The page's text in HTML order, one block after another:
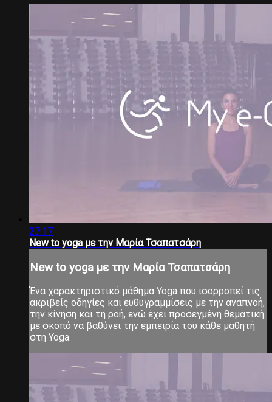
27:17
New to yoga με την Μαρία Τσαπατσάρη
New to yoga με την Μαρία Τσαπατσάρη
Ένα χαρακτηριστικό μάθημα Yoga που ισορροπεί τις
ακριβείς οδηγίες και ευθυγραμμίσεις με την αναπνοή,
την κίνηση και τη ροή, ενώ έχει προσεγμένη θεματική
με σκοπό να βαθύνει την εμπειρία του κάθε μαθητή
στη Yoga.